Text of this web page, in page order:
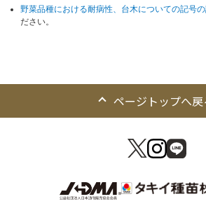
野菜品種における耐病性、台木についての記号
ださい。
ページトップへ戻